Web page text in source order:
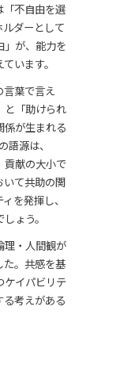
「不自由を選
ダーとして
」が、能力を
います。
言葉で言え
と「助けられ
係が生まれる
源は、
貢献の大小で
いて共助の関
を発揮し、
ょう。
理・人間観が
た。共感を基
ケイパビリテ
考えがある